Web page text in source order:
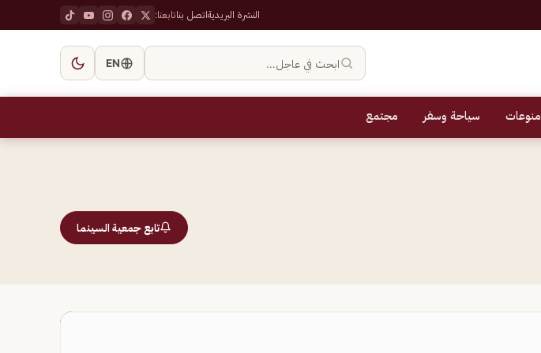
النشرة البريديةاتصل بناتابعنا:
ابحث في عاجل… EN
منوعات سياحة وسفر مجتمع
تابع جمعية السينما